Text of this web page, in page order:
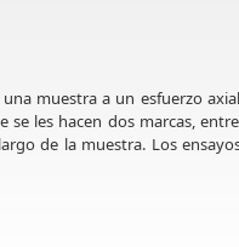
muestra a un esfuerzo
les hacen dos marcas,
de la muestra. Los